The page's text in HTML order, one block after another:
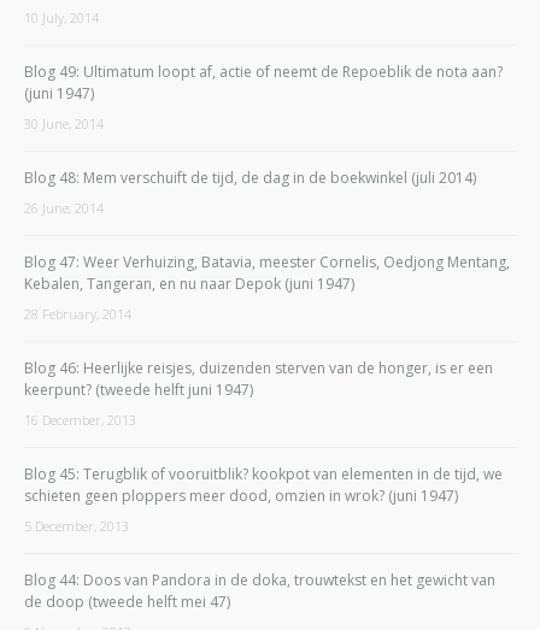
10 July, 2014
Blog 49: Ultimatum loopt af, actie of neemt de Repoeblik de nota aan?
(juni 1947)
30 June, 2014
Blog 48: Mem verschuift de tijd, de dag in de boekwinkel (juli 2014)
26 June, 2014
Blog 47: Weer Verhuizing, Batavia, meester Cornelis, Oedjong Mentang,
Kebalen, Tangeran, en nu naar Depok (juni 1947)
28 February, 2014
Blog 46: Heerlijke reisjes, duizenden sterven van de honger, is er een
keerpunt? (tweede helft juni 1947)
16 December, 2013
Blog 45: Terugblik of vooruitblik? kookpot van elementen in de tijd, we
schieten geen ploppers meer dood, omzien in wrok? (juni 1947)
5 December, 2013
Blog 44: Doos van Pandora in de doka, trouwtekst en het gewicht van
de doop (tweede helft mei 47)